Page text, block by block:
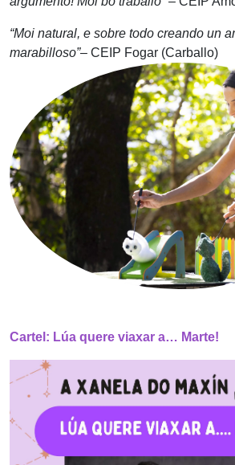
“Moi natural, e sobre todo creando un
marabilloso”– CEIP Fogar (Carballo)
Cartel: Lúa quere viaxar a… Marte!